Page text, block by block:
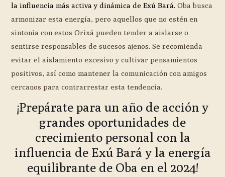
la influencia más activa y dinámica de Exú Bará.Oba busca
armonizar esta energía, pero aquellos que no estén en
sintonía con estos Orixá pueden tender a aislarse o
sentirse responsables de sucesos ajenos. Se recomienda
evitar el aislamiento excesivo y cultivar pensamientos
positivos, así como mantener la comunicación con amigos
cercanos para contrarrestar esta tendencia.
¡Prepárate para un año de acción y
grandes oportunidades de
crecimiento personal con la
influencia de Exú Bará y la energía
equilibrante de Oba en el 2024!